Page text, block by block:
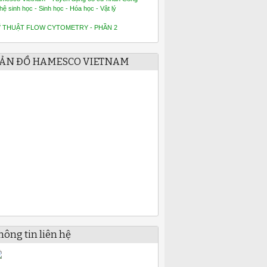
sinh học - Sinh học - Hóa học - Vật lý
THUẬT FLOW CYTOMETRY - PHẦN 2
ĐỒ HAMESCO VIETNAM
tin liên hệ